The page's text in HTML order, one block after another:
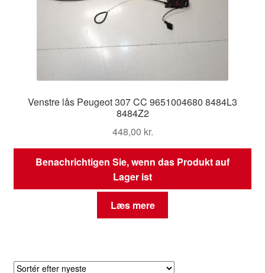
Vilkår og betingelser
Venstre lås Peugeot 307 CC 9651004680 8484L3
8484Z2
448,00 kr.
Benachrichtigen Sie, wenn das Produkt auf
Lager ist
Læs mere